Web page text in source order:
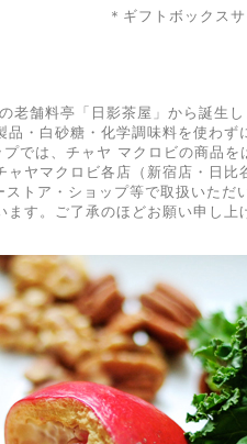
＊ギフトボックス
舗料亭「日影茶屋」から誕生
・白砂糖・化学調味料を使わ
では、チャヤ マクロビの商品
ヤマクロビ各店（新宿店・日
トア・ショップ等で取扱いただ
す。ご了承のほどお願い申し上